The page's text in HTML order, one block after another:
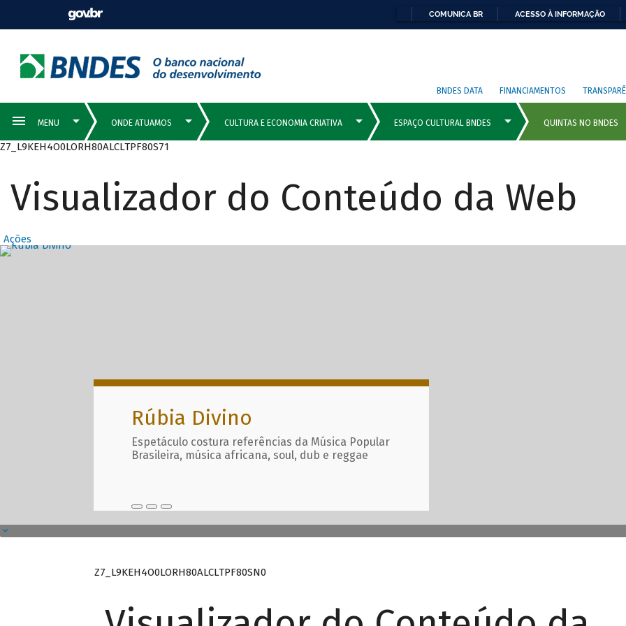
COMUNICA BR ACESSO À INFORMAÇÃO
BNDES DATA FINANCIAMENTOS
Z7_L9KEH4O0LORH80ALCLTPF80S71
Visualizador do Conteúdo da Web
Ações
Destaques Principais com
Rúbia Divino
Espetáculo costura referências da Música Popular
Brasileira, música africana, soul, dub e reggae
Z7_L9KEH4O0LORH80ALCLTPF80SN0